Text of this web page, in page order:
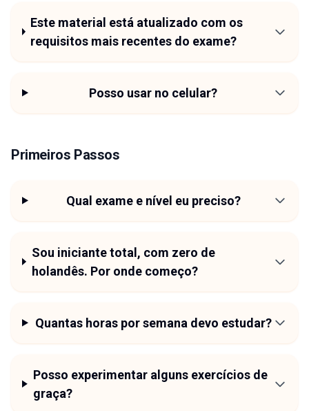
Este material está atualizado com os
requisitos mais recentes do exame?
Posso usar no celular?
Primeiros Passos
Qual exame e nível eu preciso?
Sou iniciante total, com zero de
holandês. Por onde começo?
Quantas horas por semana devo estudar?
Posso experimentar alguns exercícios de
graça?